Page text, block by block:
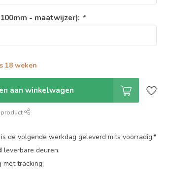
- maatwijzer): *
18 weken
aan winkelwagen
product
de volgende werkdag geleverd mits voorradig.*
leverbare deuren.
met tracking.